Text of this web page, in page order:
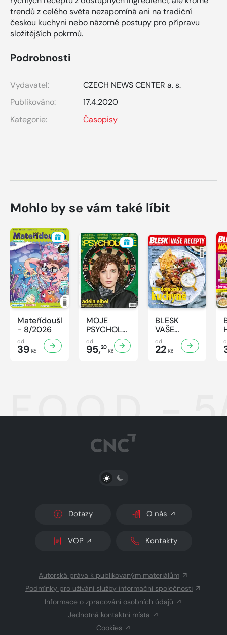
trendů z celého světa nezapomíná ani na tradiční
českou kuchyni nebo názorné postupy pro přípravu
složitějších pokrmů.
Podrobnosti
Vydavatel:
CZECH NEWS CENTER a. s.
Publikováno:
17.4.2020
Kategorie:
Časopisy
Mohlo by se vám také líbit
Mateřídouška
- 8/2026
od
39 Kč
MOJE
PSYCHOLOGIE
- 8/2026
od
95,20
Kč
BLESK
VAŠE
RECEPTY -
8/2026
od
22 Kč
F.O.O.D. -
PŘEPNOUT SVĚTLÝ/TMAVÝ REŽIM
Dotazy O nás
VOP Kontakty
Autorská práva k publikovaným materiálům
Podmínky pro užívání služby informační společnosti
Informace o zpracování osobních údajů
Jednotná kontaktní místa
Cookies